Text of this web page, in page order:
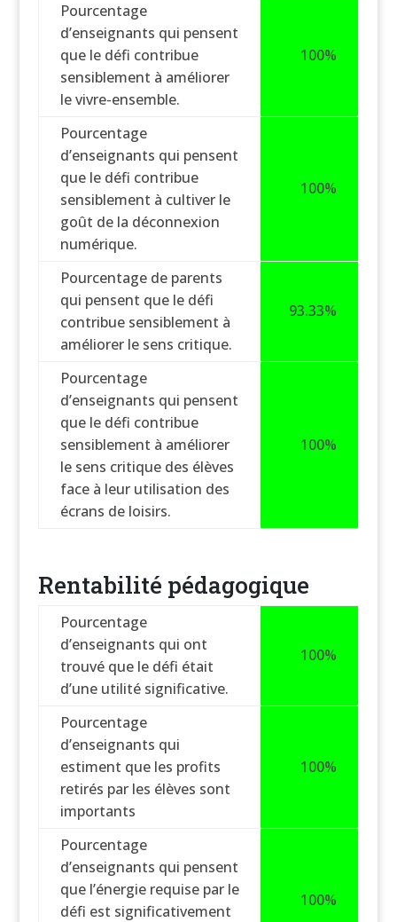
Pourcentage
d’enseignants qui pensent
que le défi contribue
sensiblement à améliorer
le vivre-ensemble.
100%
Pourcentage
d’enseignants qui pensent
que le défi contribue
sensiblement à cultiver le
goût de la déconnexion
numérique.
100%
Pourcentage de parents
qui pensent que le défi
contribue sensiblement à
améliorer le sens critique.
93.33%
Pourcentage
d’enseignants qui pensent
que le défi contribue
sensiblement à améliorer
le sens critique des élèves
face à leur utilisation des
écrans de loisirs.
100%
Rentabilité pédagogique
Pourcentage
d’enseignants qui ont
trouvé que le défi était
d’une utilité significative.
100%
Pourcentage
d’enseignants qui
estiment que les profits
retirés par les élèves sont
importants
100%
Pourcentage
d’enseignants qui pensent
que l’énergie requise par le
défi est significativement
100%